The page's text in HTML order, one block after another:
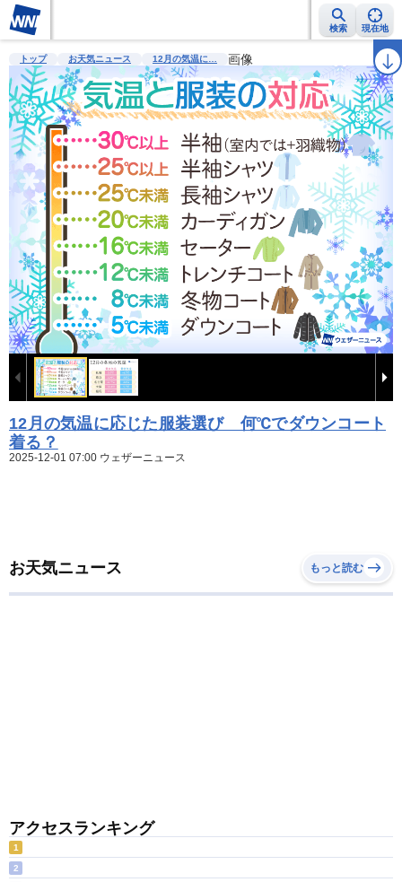
検索 現在地
雨雲レーダー 台風情報 地震情報 警報・注意報 ラ
トップ お天気ニュース 12月の気温に… 画像
12月の気温に応じた服装選び 何℃でダウンコート
着る？
2025-12-01 07:00 ウェザーニュース
お天気ニュース もっと読む
アクセスランキング
1
2